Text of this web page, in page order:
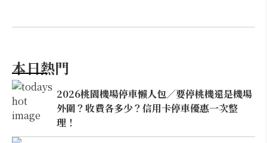
本日熱門
2026桃園機場停車懶人包／要停桃機還是機場
外圍？收費各多少？信用卡停車優惠一次整
理！